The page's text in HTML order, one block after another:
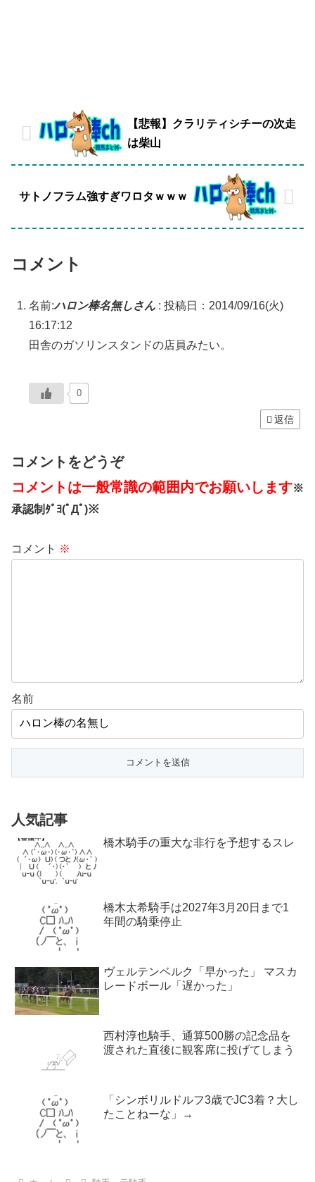
【悲報】クラリティシチーの次走
は柴山
サトノフラム強すぎワロタｗｗｗ
コメント
名前:ハロン棒名無しさん : 投稿日：2014/09/16(火)
16:17:12
田舎のガソリンスタンドの店員みたい。
0
返信
コメントをどうぞ
コメントは一般常識の範囲内でお願いします※
承認制ﾀﾞﾖ(ﾟДﾟ)※
コメント ※
名前
人気記事
橋木騎手の重大な非行を予想するスレ
橋木太希騎手は2027年3月20日まで1
年間の騎乗停止
ヴェルテンベルク「早かった」 マスカ
レードボール「遅かった」
西村淳也騎手、通算500勝の記念品を
渡された直後に観客席に投げてしまう
「シンボリルドルフ3歳でJC3着？大し
たことねーな」→